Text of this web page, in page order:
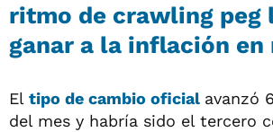
ritmo de crawling peg
ganar a la inflación en
El tipo de cambio oficial avanzó
del mes y habría sido el tercero